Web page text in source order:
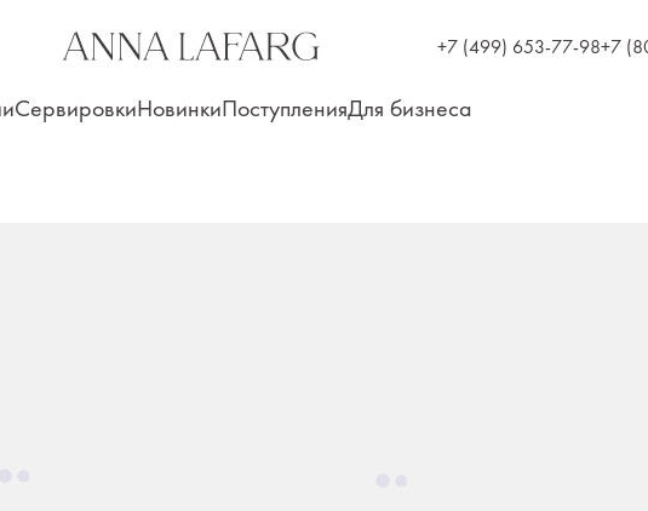
+7 (499) 653-77-98+7
СервировкиНовинкиПоступленияДля бизнеса